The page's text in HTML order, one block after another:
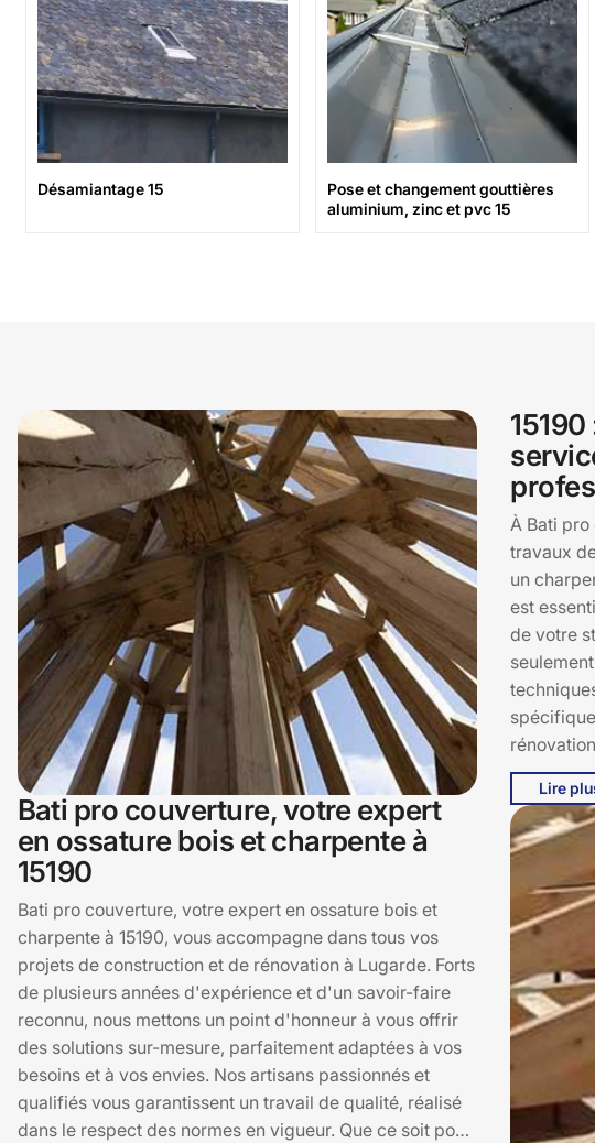
Désamiantage 15
Pose et changement gouttières
aluminium, zinc et pvc 15
Bati pro couverture, votre expert
en ossature bois et charpente à
15190
Bati pro couverture, votre expert en ossature bois et
charpente à 15190, vous accompagne dans tous vos
projets de construction et de rénovation à Lugarde. Forts
de plusieurs années d'expérience et d'un savoir-faire
reconnu, nous mettons un point d'honneur à vous offrir
des solutions sur-mesure, parfaitement adaptées à vos
besoins et à vos envies. Nos artisans passionnés et
qualifiés vous garantissent un travail de qualité, réalisé
dans le respect des normes en vigueur. Que ce soit pour
À Bati
travaux
un
est
de votre
de haute
votre toit
votre
vous
veillent à
Ne
Lugarde.
Lire